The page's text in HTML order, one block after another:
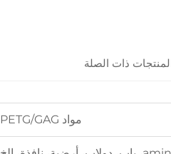
ذات الصلة
مواد PETG/GAG